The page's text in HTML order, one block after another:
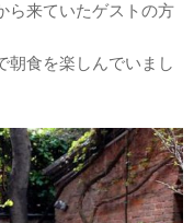
ら来ていたゲストの方
朝食を楽しんでいまし